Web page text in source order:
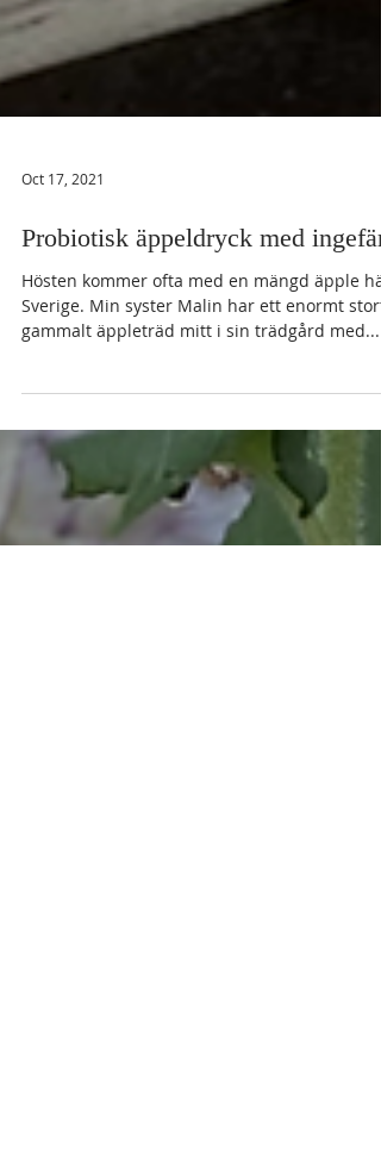
Oct 17, 2021
Hösten kommer ofta med en mängd äpple
Sverige. Min syster Malin har ett enormt stort
gammalt äppleträd mitt i sin trädgård med...